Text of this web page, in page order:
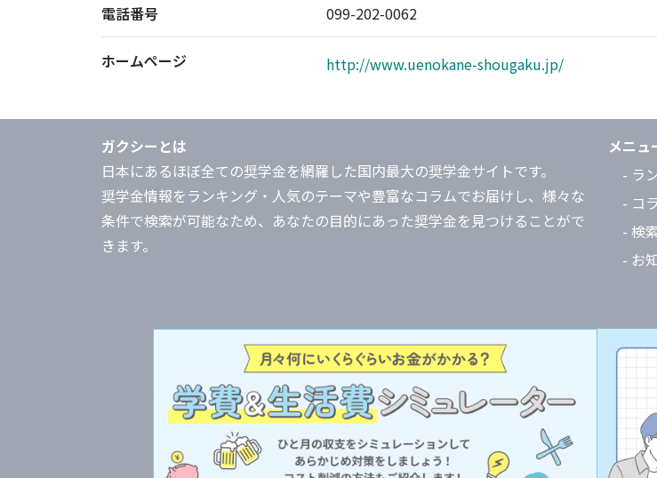
電話番号 099-202-0062
ホームページ http://www.uenokane-shougaku.jp/
ガクシーとは
日本にあるほぼ全ての奨学金を網羅した国内最大の奨学金サイトです。
奨学金情報をランキング・人気のテーマや豊富なコラムでお届けし、様々な
条件で検索が可能なため、あなたの目的にあった奨学金を見つけることがで
きます。
メニュ
- ラ
- コ
- 検
- お